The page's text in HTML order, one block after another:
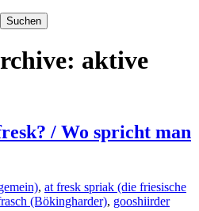
aktive
/ Wo spricht man
, at fresk spriak (die friesische
(Bökingharder), gooshiirder